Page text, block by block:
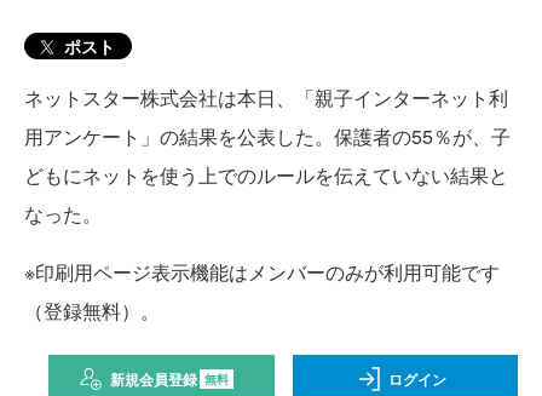
ポスト
ネットスター株式会社は本日、「親子インターネット利
用アンケート」の結果を公表した。保護者の55％が、子
どもにネットを使う上でのルールを伝えていない結果と
なった。
※印刷用ページ表示機能はメンバーのみが利用可能です
（登録無料）。
新規会員登録 無料 ログイン